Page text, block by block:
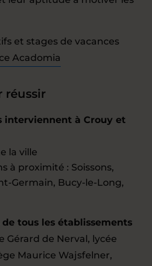
et stages de vacances
Acadomia
réussir
interviennent à Crouy et
la ville
à proximité : Soissons,
Germain, Bucy-le-Long,
de tous les établissements
Gérard de Nerval, lycée
Maurice Wajsfelner,